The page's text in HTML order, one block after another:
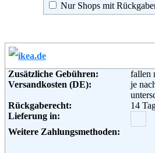
Nur Shops mit
Zusätzliche Gebühren:
fallen
Versandkosten (DE):
je
Rückgaberecht:
14
Lieferung in:
Weitere Zahlungsmethoden: